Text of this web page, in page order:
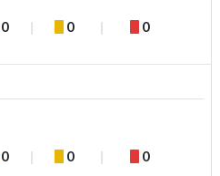
0 0 0
0 0 0